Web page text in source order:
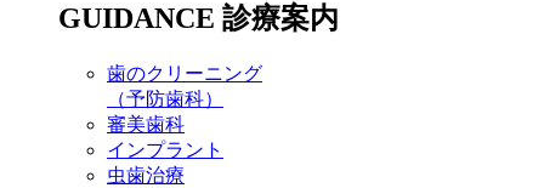
GUIDANCE 診療案内
歯のクリーニング
（予防歯科）
審美歯科
インプラント
虫歯治療